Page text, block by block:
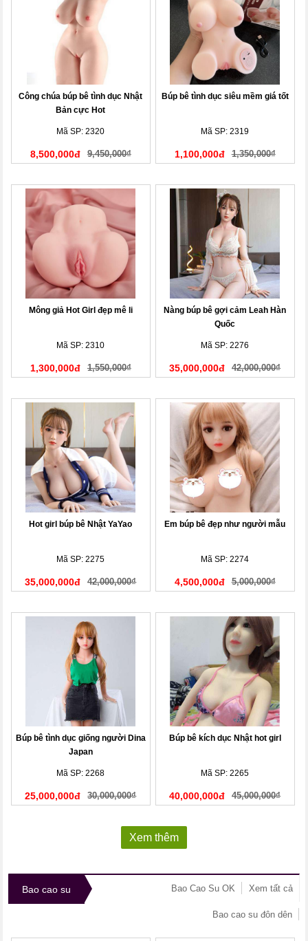
Công chúa búp bê tình dục Nhật
Bản cực Hot
Mã SP: 2320
8,500,000đ 9,450,000₫
Búp bê tình dục siêu mềm giá tốt
Mã SP: 2319
1,100,000đ 1,350,000₫
Mông giả Hot Girl đẹp mê li
Mã SP: 2310
1,300,000đ 1,550,000₫
Nàng búp bê gợi cảm Leah Hàn
Quốc
Mã SP: 2276
35,000,000đ 42,000,000₫
Hot girl búp bê Nhật YaYao
Mã SP: 2275
35,000,000đ 42,000,000₫
Em búp bê đẹp như người mẫu
Mã SP: 2274
4,500,000đ 5,000,000₫
Búp bê tình dục giống người Dina
Japan
Mã SP: 2268
25,000,000đ 30,000,000₫
Búp bê kích dục Nhật hot girl
Mã SP: 2265
40,000,000đ 45,000,000₫
Xem thêm
Bao cao su Xem tất cả
Bao Cao Su OK
Bao cao su đôn dên